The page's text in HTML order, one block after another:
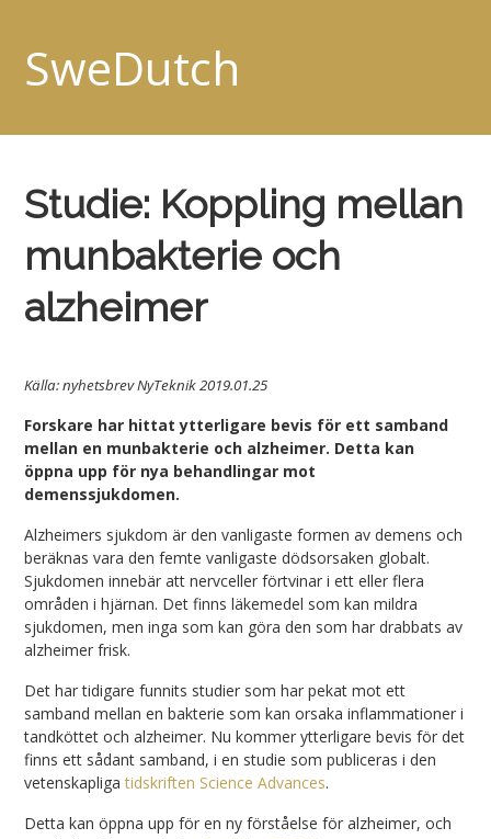
SweDutch
Studie: Koppling mellan
munbakterie och
alzheimer
Källa: nyhetsbrev NyTeknik 2019.01.25
Forskare har hittat ytterligare bevis för ett samband
mellan en munbakterie och alzheimer. Detta kan
öppna upp för nya behandlingar mot
demenssjukdomen.
Alzheimers sjukdom är den vanligaste formen av demens och
beräknas vara den femte vanligaste dödsorsaken globalt.
Sjukdomen innebär att nervceller förtvinar i ett eller flera
områden i hjärnan. Det finns läkemedel som kan mildra
sjukdomen, men inga som kan göra den som har drabbats av
alzheimer frisk.
Det har tidigare funnits studier som har pekat mot ett
samband mellan en bakterie som kan orsaka inflammationer i
tandköttet och alzheimer. Nu kommer ytterligare bevis för det
finns ett sådant samband, i en studie som publiceras i den
vetenskapligatidskriften Science Advances.
Detta kan öppna upp för en ny förståelse för alzheimer, och